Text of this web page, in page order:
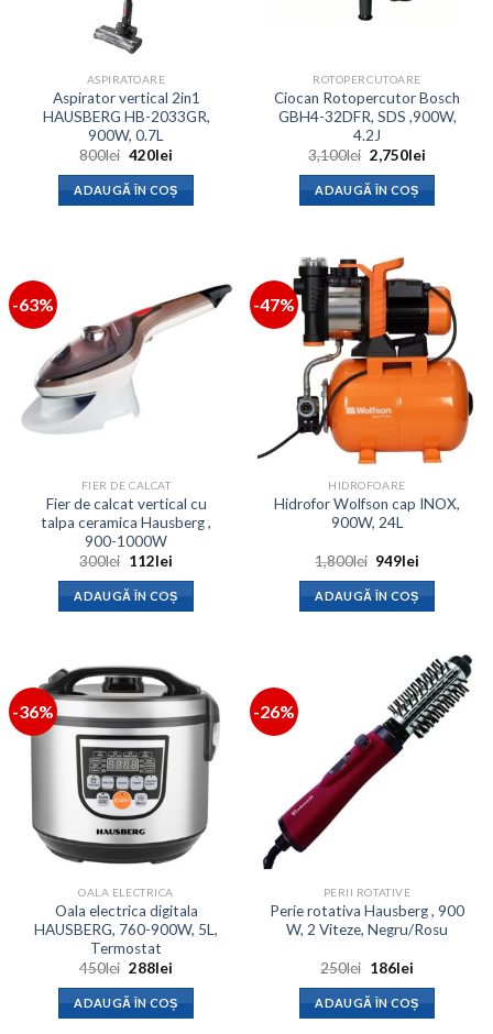
ASPIRATOARE
Aspirator vertical 2in1
HAUSBERG HB-2033GR,
900W, 0.7L
800lei Prețul
a
fost:
800lei.
420leiPrețul
este:
420lei.
ADAUGĂ ÎN COȘ
ROTOPERCUTOARE
Ciocan Rotopercutor Bosch
GBH4-32DFR, SDS ,900W,
4.2J
3,100lei Prețul
inițial
a
fost:
3,100lei.
2,750leiPrețul
ADAUGĂ ÎN COȘ
-63%
FIER DE CALCAT
Fier de calcat vertical cu
talpa ceramica Hausberg ,
900-1000W
300lei Prețul
a
fost:
300lei.
112leiPrețul
este:
112lei.
ADAUGĂ ÎN COȘ
-47%
HIDROFOARE
Hidrofor Wolfson cap INOX,
900W, 24L
1,800lei Prețul
a
fost:
1,800lei.
949lei
ADAUGĂ ÎN COȘ
-36%
OALA ELECTRICA
Oala electrica digitala
HAUSBERG, 760-900W, 5L,
Termostat
450lei Prețul
a
fost:
450lei.
288leiPrețul
este:
288lei.
ADAUGĂ ÎN COȘ
-26%
PERII ROTATIVE
Perie rotativa Hausberg , 900
W, 2 Viteze, Negru/Rosu
250lei Prețul
a
fost:
250lei.
186leiPrețul
este:
186lei.
ADAUGĂ ÎN COȘ